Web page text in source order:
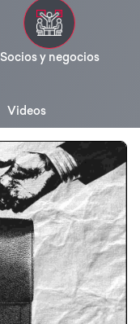
Socios y negocios
Videos